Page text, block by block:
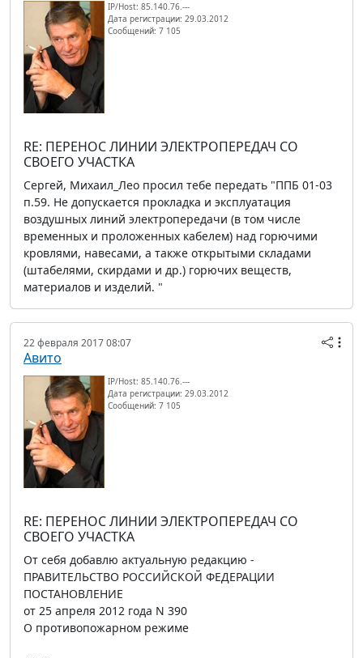
IP/Host: 85.140.76.---
Дата регистрации: 29.03.2012
Сообщений: 7 105
RE: ПЕРЕНОС ЛИНИИ ЭЛЕКТРОПЕРЕДАЧ СО
СВОЕГО УЧАСТКА
Сергей, Михаил_Лео просил тебе передать "ППБ 01-03
п.59. Не допускается прокладка и эксплуатация
воздушных линий электропередачи (в том числе
временных и проложенных кабелем) над горючими
кровлями, навесами, а также открытыми складами
(штабелями, скирдами и др.) горючих веществ,
материалов и изделий. "
22 февраля 2017 08:07
Авито
IP/Host: 85.140.76.---
Дата регистрации: 29.03.2012
Сообщений: 7 105
RE: ПЕРЕНОС ЛИНИИ ЭЛЕКТРОПЕРЕДАЧ СО
СВОЕГО УЧАСТКА
От себя добавлю актуальную редакцию -
ПРАВИТЕЛЬСТВО РОССИЙСКОЙ ФЕДЕРАЦИИ
ПОСТАНОВЛЕНИЕ
от 25 апреля 2012 года N 390
О противопожарном режиме